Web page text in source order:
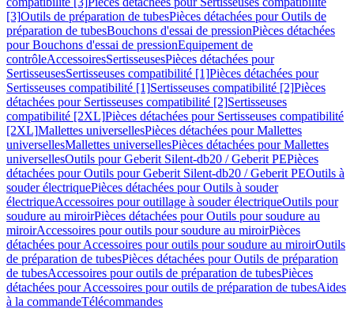
[3]Outils de préparation de tubesPièces détachées pour Outils de
préparation de tubesBouchons d'essai de pressionPièces détachées
pour Bouchons d'essai de pressionEquipement de
contrôleAccessoiresSertisseusesPièces détachées pour
SertisseusesSertisseuses compatibilité [1]Pièces détachées pour
Sertisseuses compatibilité [1]Sertisseuses compatibilité [2]Pièces
détachées pour Sertisseuses compatibilité [2]Sertisseuses
compatibilité [2XL]Pièces détachées pour Sertisseuses compatibilité
[2XL]Mallettes universellesPièces détachées pour Mallettes
universellesMallettes universellesPièces détachées pour Mallettes
universellesOutils pour Geberit Silent-db20 / Geberit PEPièces
détachées pour Outils pour Geberit Silent-db20 / Geberit PEOutils à
souder électriquePièces détachées pour Outils à souder
électriqueAccessoires pour outillage à souder électriqueOutils pour
soudure au miroirPièces détachées pour Outils pour soudure au
miroirAccessoires pour outils pour soudure au miroirPièces
détachées pour Accessoires pour outils pour soudure au miroirOutils
de préparation de tubesPièces détachées pour Outils de préparation
de tubesAccessoires pour outils de préparation de tubesPièces
détachées pour Accessoires pour outils de préparation de tubesAides
à la commandeTélécommandes